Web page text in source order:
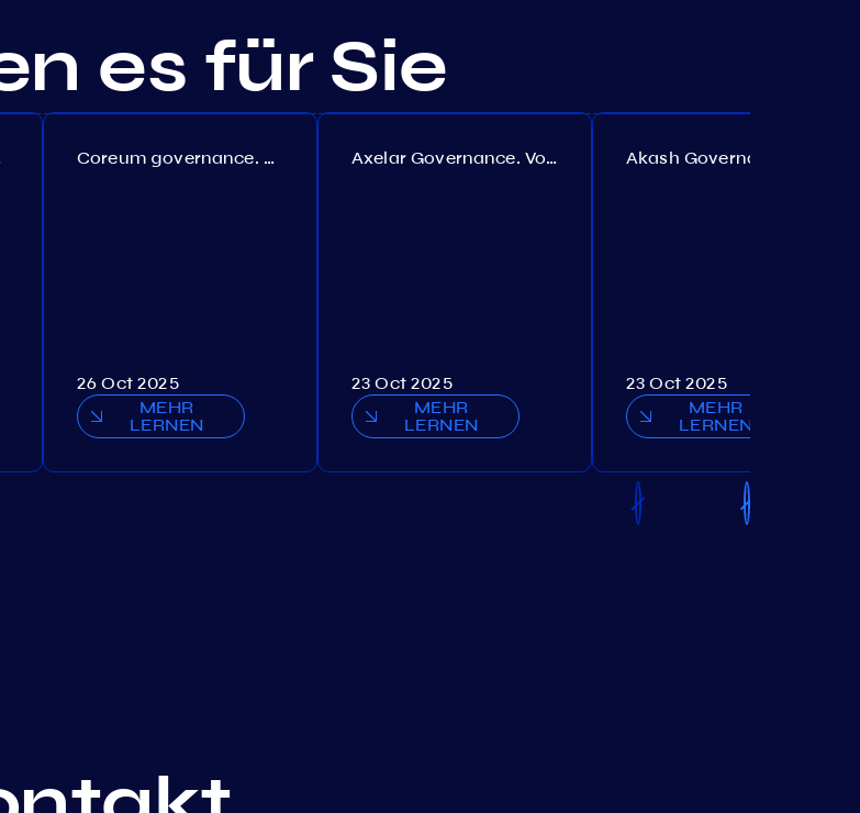
es für Sie
Coreum governance. Proposal №22
26 Oct 2025
MEHR
LERNEN
Axelar Governance. Vorschlag №386
23 Oct 2025
MEHR
LERNEN
23 Oct 2025
MEHR
LERNEN